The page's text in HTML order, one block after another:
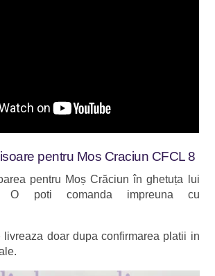
pentru Mos Craciun CFCL 8
pentru Moș Crăciun în ghetuța lui
O poti comanda impreuna cu
livreaza doar dupa confirmarea platii in